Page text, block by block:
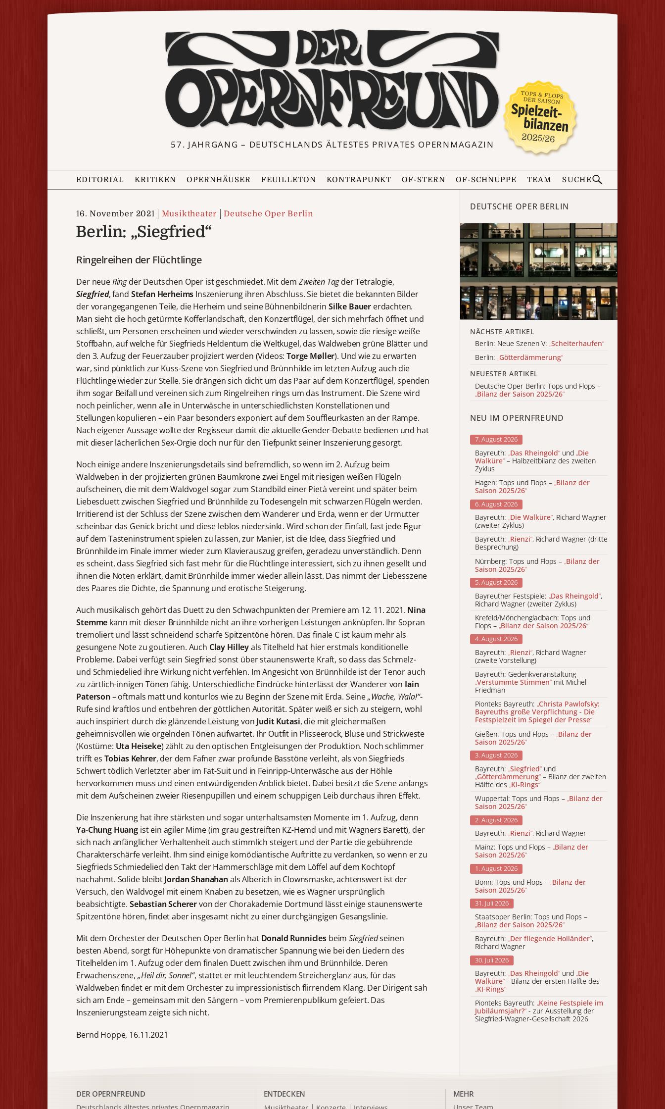
57. JAHRGANG – DEUTSCHLANDS ÄLTESTES PRIVATES OPERNMAGAZIN
EDITORIAL KRITIKEN OPERNHÄUSER FEUILLETON KONTRAPUNKT OF-STERN OF-SCHNUPPE TEAM SUCHE
16. November 2021 Musiktheater Deutsche Oper Berlin
Berlin: „Siegfried“
Ringelreihen der Flüchtlinge
Der neueRingder Deutschen Oper ist geschmiedet. Mit dem Zweiten Tagder Tetralogie,
Siegfried, fand Stefan Herheims Inszenierung ihren Abschluss. Sie bietet die bekannten Bilder
der vorangegangenen Teile, die Herheim und seine Bühnenbildnerin Silke Bauer erdachten.
Man sieht die hoch getürmte Kofferlandschaft, den Konzertflügel, der sich mehrfach öffnet und
schließt, um Personen erscheinen und wieder verschwinden zu lassen, sowie die riesige weiße
Stoffbahn, auf welche für Siegfrieds Heldentum die Weltkugel, das Waldweben grüne Blätter und
den 3. Aufzug der Feuerzauber projiziert werden (Videos:Torge Møller). Und wie zu erwarten
war, sind pünktlich zur Kuss-Szene von Siegfried und Brünnhilde im letzten Aufzug auch die
Flüchtlinge wieder zur Stelle. Sie drängen sich dicht um das Paar auf dem Konzertflügel, spenden
ihm sogar Beifall und vereinen sich zum Ringelreihen rings um das Instrument. Die Szene wird
noch peinlicher, wenn alle in Unterwäsche in unterschiedlichsten Konstellationen und
Stellungen kopulieren – ein Paar besonders exponiert auf dem Souffleurkasten an der Rampe.
Nach eigener Aussage wollte der Regisseur damit die aktuelle Gender-Debatte bedienen und hat
mit dieser lächerlichen Sex-Orgie doch nur für den Tiefpunkt seiner Inszenierung gesorgt.
Noch einige andere Inszenierungsdetails sind befremdlich, so wenn im 2. Aufzug beim
Waldweben in der projizierten grünen Baumkrone zwei Engel mit riesigen weißen Flügeln
aufscheinen, die mit dem Waldvogel sogar zum Standbild einer Pietà vereint und später beim
Liebesduett zwischen Siegfried und Brünnhilde zu Todesengeln mit schwarzen Flügeln werden.
Irritierend ist der Schluss der Szene zwischen dem Wanderer und Erda, wenn er der Urmutter
scheinbar das Genick bricht und diese leblos niedersinkt. Wird schon der Einfall, fast jede Figur
auf dem Tasteninstrument spielen zu lassen, zur Manier, ist die Idee, dass Siegfried und
Brünnhilde im Finale immer wieder zum Klavierauszug greifen, geradezu unverständlich. Denn
es scheint, dass Siegfried sich fast mehr für die Flüchtlinge interessiert, sich zu ihnen gesellt und
ihnen die Noten erklärt, damit Brünnhilde immer wieder allein lässt. Das nimmt der Liebesszene
des Paares die Dichte, die Spannung und erotische Steigerung.
Auch musikalisch gehört das Duett zu den Schwachpunkten der Premiere am 12. 11. 2021. Nina
Stemme kann mit dieser Brünnhilde nicht an ihre vorherigen Leistungen anknüpfen. Ihr Sopran
tremoliert und lässt schneidend scharfe Spitzentöne hören. Das finale C ist kaum mehr als
gesungene Note zu goutieren. Auch Clay Hilleyals Titelheld hat hier erstmals konditionelle
Probleme. Dabei verfügt sein Siegfried sonst über staunenswerte Kraft, so dass das Schmelz-
und Schmiedelied ihre Wirkung nicht verfehlen. Im Angesicht von Brünnhilde ist der Tenor auch
zu zärtlich-innigen Tönen fähig. Unterschiedliche Eindrücke hinterlässt der Wanderer von Iain
Paterson– oftmals matt und konturlos wie zu Beginn der Szene mit Erda. Seine„Wache, Wala!“-
Rufe sind kraftlos und entbehren der göttlichen Autorität. Später weiß er sich zu steigern, wohl
auch inspiriert durch die glänzende Leistung von Judit Kutasi, die mit gleichermaßen
geheimnisvollen wie orgelnden Tönen aufwartet. Ihr Outfit in Plisseerock, Bluse und Strickweste
(Kostüme: Uta Heiseke) zählt zu den optischen Entgleisungen der Produktion. Noch schlimmer
trifft es Tobias Kehrer, der dem Fafner zwar profunde Basstöne verleiht, als von Siegfrieds
Schwert tödlich Verletzter aber im Fat-Suit und in Feinripp-Unterwäsche aus der Höhle
hervorkommen muss und einen entwürdigenden Anblick bietet. Dabei besitzt die Szene anfangs
mit dem Aufscheinen zweier Riesenpupillen und einem schuppigen Leib durchaus ihren Effekt.
Die Inszenierung hat ihre stärksten und sogar unterhaltsamsten Momente im 1. Aufzug, denn
Ya-Chung Huang ist ein agiler Mime (im grau gestreiften KZ-Hemd und mit Wagners Barett), der
sich nach anfänglicher Verhaltenheit auch stimmlich steigert und der Partie die gebührende
Charakterschärfe verleiht. Ihm sind einige komödiantische Auftritte zu verdanken, so wenn er zu
Siegfrieds Schmiedelied den Takt der Hammerschläge mit dem Löffel auf dem Kochtopf
nachahmt. Solide bleibtJordan Shanahanals Alberich in Clownsmaske, achtenswert ist der
Versuch, den Waldvogel mit einem Knaben zu besetzen, wie es Wagner ursprünglich
beabsichtigte. Sebastian Scherervon der Chorakademie Dortmund lässt einige staunenswerte
Spitzentöne hören, findet aber insgesamt nicht zu einer durchgängigen Gesangslinie.
Mit dem Orchester der Deutschen Oper Berlin hat Donald Runnicles beimSiegfriedseinen
besten Abend, sorgt für Höhepunkte von dramatischer Spannung wie bei den Liedern des
Titelhelden im 1. Aufzug oder dem finalen Duett zwischen ihm und Brünnhilde. Deren
Erwachenszene, „Heil dir, Sonne!“, stattet er mit leuchtendem Streicherglanz aus, für das
Waldweben findet er mit dem Orchester zu impressionistisch flirrendem Klang. Der Dirigent sah
sich am Ende – gemeinsam mit den Sängern – vom Premierenpublikum gefeiert. Das
Inszenierungsteam zeigte sich nicht.
Bernd Hoppe, 16.11.2021
DEUTSCHE OPER BERLIN
NÄCHSTE ARTIKEL
Berlin: Neue Szenen V: „Scheiterhaufen“
Berlin: „Götterdämmerung“
NEUESTER ARTIKEL
Deutsche Oper Berlin: Tops und Flops –
„Bilanz der Saison 2025/26“
NEU IM OPERNFREUND
7. August 2026
Bayreuth: „Das Rheingold“ und „Die
Walküre“ – Halbzeitbilanz des zweiten
Zyklus
Hagen: Tops und Flops – „Bilanz der
Saison 2025/26“
6. August 2026
Bayreuth: „Die Walküre“, Richard Wagner
(zweiter Zyklus)
Bayreuth: „Rienzi“, Richard Wagner (dritte
Besprechung)
Nürnberg: Tops und Flops – „Bilanz der
Saison 2025/26“
5. August 2026
Bayreuther Festspiele: „Das Rheingold“,
Richard Wagner (zweiter Zyklus)
Krefeld/Mönchengladbach: Tops und
Flops – „Bilanz der Saison 2025/26“
4. August 2026
Bayreuth: „Rienzi“, Richard Wagner
(zweite Vorstellung)
Bayreuth: Gedenkveranstaltung
„Verstummte Stimmen“ mit Michel
Friedman
Pionteks Bayreuth: „Christa Pawlofsky:
Bayreuths große Verpflichtung - Die
Festspielzeit im Spiegel der Presse“
Gießen: Tops und Flops – „Bilanz der
Saison 2025/26“
3. August 2026
Bayreuth: „Siegfried“ und
„Götterdämmerung“ – Bilanz der zweiten
Hälfte des „KI-Rings“
Wuppertal: Tops und Flops – „Bilanz der
Saison 2025/26“
2. August 2026
Bayreuth: „Rienzi“, Richard Wagner
Mainz: Tops und Flops – „Bilanz der
Saison 2025/26“
1. August 2026
Bonn: Tops und Flops – „Bilanz der
Saison 2025/26“
31. Juli 2026
Staatsoper Berlin: Tops und Flops –
„Bilanz der Saison 2025/26“
Bayreuth: „Der fliegende Holländer“,
Richard Wagner
30. Juli 2026
Bayreuth: „Das Rheingold“ und „Die
Walküre“ - Bilanz der ersten Hälfte des
„KI-Rings“
Pionteks Bayreuth: „Keine Festspiele im
Jubiläumsjahr?“ - zur Ausstellung der
Siegfried-Wagner-Gesellschaft 2026
DER OPERNFREUND ENTDECKEN MEHR